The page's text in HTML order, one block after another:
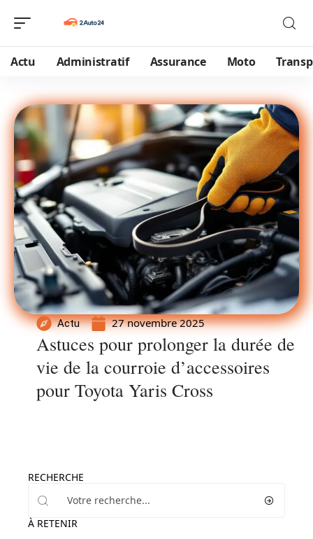
Actu Administratif Assurance Moto
Actu 27 novembre 2025
Astuces pour prolonger la durée de
vie de la courroie d’accessoires
pour Toyota Yaris Cross
RECHERCHE
À RETENIR